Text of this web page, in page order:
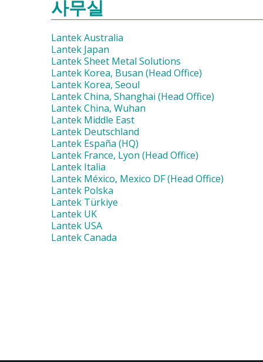
사무실
Lantek Australia
Lantek Japan
Lantek Sheet Metal Solutions
Lantek Korea, Busan (Head Office)
Lantek Korea, Seoul
Lantek China, Shanghai (Head Office)
Lantek China, Wuhan
Lantek Middle East
Lantek Deutschland
Lantek España (HQ)
Lantek France, Lyon (Head Office)
Lantek Italia
Lantek México, Mexico DF (Head Office)
Lantek Polska
Lantek Türkiye
Lantek UK
Lantek USA
Lantek Canada